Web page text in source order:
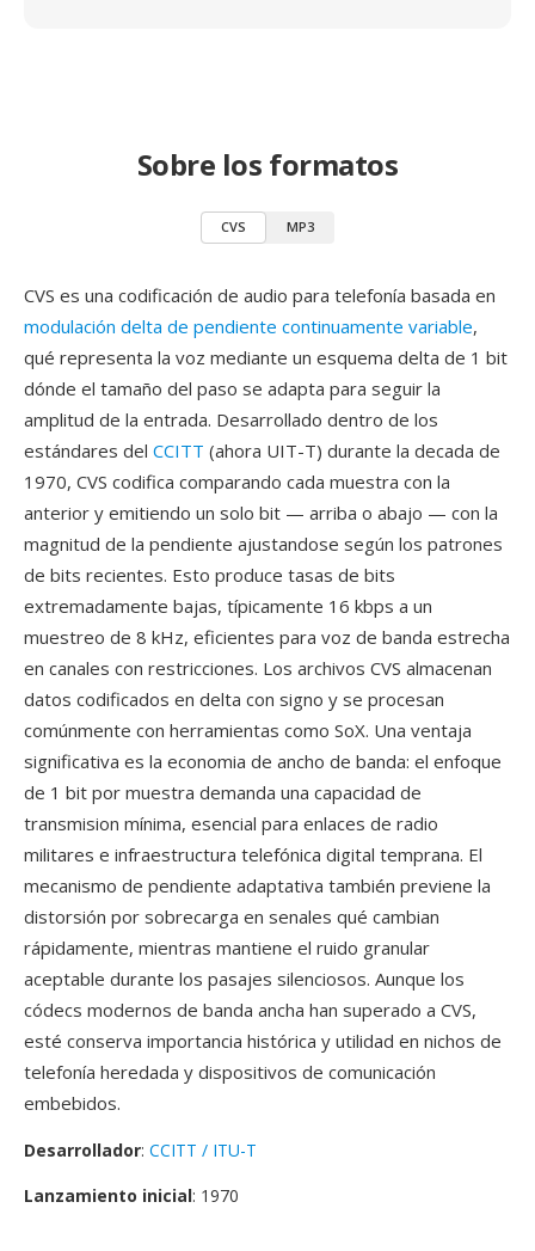
Sobre los formatos
CVS MP3
CVS es una codificación de audio para telefonía basada en
modulación delta de pendiente continuamente variable,
qué representa la voz mediante un esquema delta de 1 bit
dónde el tamaño del paso se adapta para seguir la
amplitud de la entrada. Desarrollado dentro de los
estándares del CCITT (ahora UIT-T) durante la decada de
1970, CVS codifica comparando cada muestra con la
anterior y emitiendo un solo bit — arriba o abajo — con la
magnitud de la pendiente ajustandose según los patrones
de bits recientes. Esto produce tasas de bits
extremadamente bajas, típicamente 16 kbps a un
muestreo de 8 kHz, eficientes para voz de banda estrecha
en canales con restricciones. Los archivos CVS almacenan
datos codificados en delta con signo y se procesan
comúnmente con herramientas como SoX. Una ventaja
significativa es la economia de ancho de banda: el enfoque
de 1 bit por muestra demanda una capacidad de
transmision mínima, esencial para enlaces de radio
militares e infraestructura telefónica digital temprana. El
mecanismo de pendiente adaptativa también previene la
distorsión por sobrecarga en senales qué cambian
rápidamente, mientras mantiene el ruido granular
aceptable durante los pasajes silenciosos. Aunque los
códecs modernos de banda ancha han superado a CVS,
esté conserva importancia histórica y utilidad en nichos de
telefonía heredada y dispositivos de comunicación
embebidos.
Desarrollador: CCITT / ITU-T
Lanzamiento inicial: 1970